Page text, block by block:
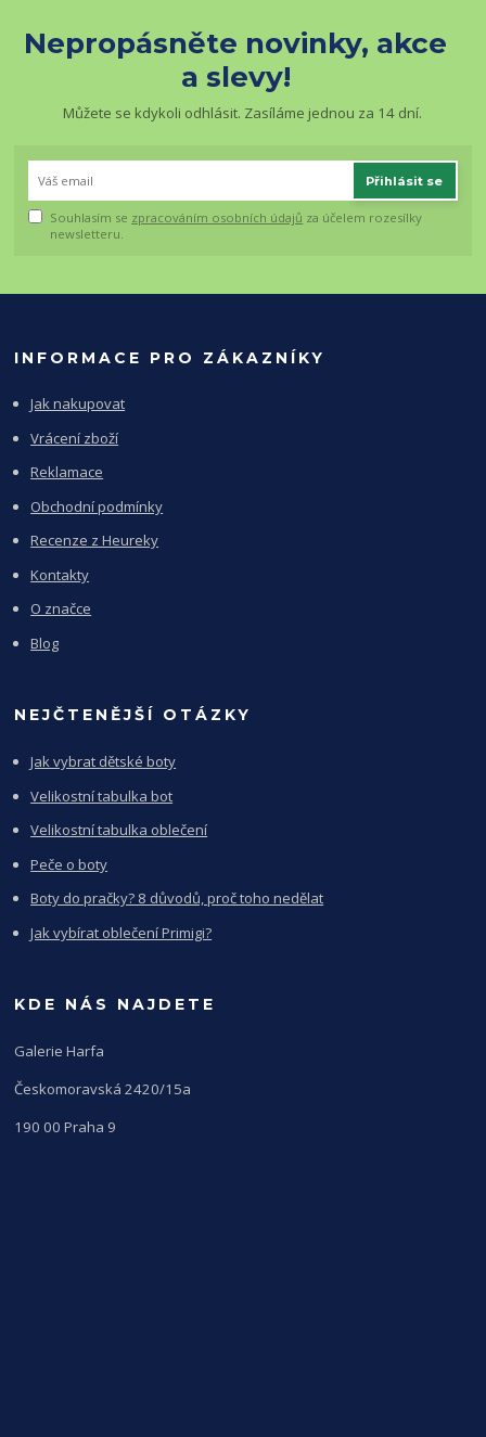
Nepropásněte novinky, akce
a slevy!
Můžete se kdykoli odhlásit. Zasíláme jednou za 14 dní.
Přihlásit se
Souhlasím se zpracováním osobních údajů za účelem rozesílky
newsletteru.
INFORMACE PRO ZÁKAZNÍKY
Jak nakupovat
Vrácení zboží
Reklamace
Obchodní podmínky
Recenze z Heureky
Kontakty
O značce
Blog
NEJČTENĚJŠÍ OTÁZKY
Jak vybrat dětské boty
Velikostní tabulka bot
Velikostní tabulka oblečení
Peče o boty
Boty do pračky? 8 důvodů, proč toho nedělat
Jak vybírat oblečení Primigi?
KDE NÁS NAJDETE
Galerie Harfa
Českomoravská 2420/15a
190 00 Praha 9